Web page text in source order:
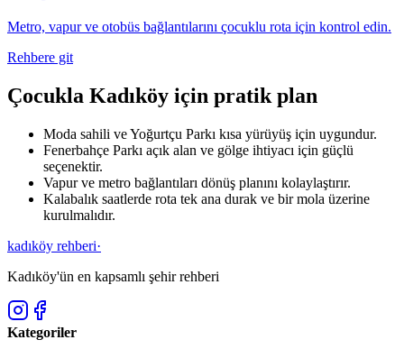
Metro, vapur ve otobüs bağlantılarını çocuklu rota için kontrol edin.
Rehbere git
Çocukla Kadıköy için pratik plan
Moda sahili ve Yoğurtçu Parkı kısa yürüyüş için uygundur.
Fenerbahçe Parkı açık alan ve gölge ihtiyacı için güçlü
seçenektir.
Vapur ve metro bağlantıları dönüş planını kolaylaştırır.
Kalabalık saatlerde rota tek ana durak ve bir mola üzerine
kurulmalıdır.
kadıköy rehberi·
Kadıköy'ün en kapsamlı şehir rehberi
Kategoriler